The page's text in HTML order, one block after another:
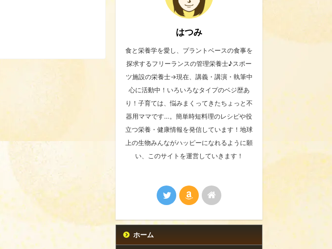
はつみ
食と栄養学を愛し、プラントベースの食事を
探求するフリーランスの管理栄養士♪スポー
ツ施設の栄養士→現在、講義・講演・執筆中
心に活動中！いろいろなタイプのベジ歴あ
り！子育ては、悩みまくってきたちょっと不
器用ママです…。簡単時短料理のレシピや役
立つ栄養・健康情報を発信しています！地球
上の生物みんながハッピーになれるように願
い、このサイトを運営していきます！
ホーム